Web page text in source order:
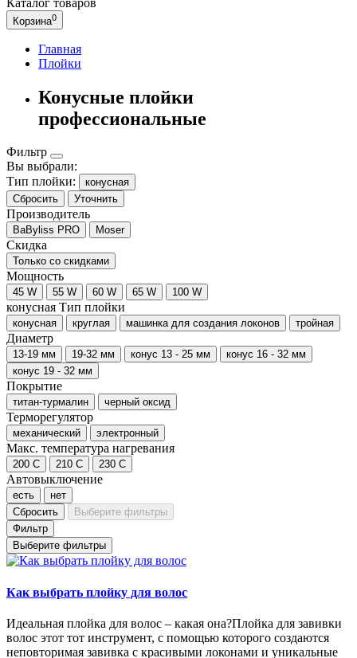
Корзина0
Главная
Плойки
Конусные плойки
профессиональные
Фильтр
Вы выбрали:
Тип плойки:
конусная
Сбросить
Уточнить
Производитель
BaByliss PRO Moser
Скидка
Только со cкидками
Мощность
45 W 55 W 60 W 65 W 100 W
конусная Тип плойки
конусная круглая машинка для создания локонов тройная
Диаметр
13-19 мм 19-32 мм конус 13 - 25 мм
конус 16 - 32 мм
конус 19 - 32 мм
Покрытие
титан-турмалин черный оксид
Терморегулятор
механический электронный
Макс. температура нагревания
200 C 210 C 230 C
Автовыключение
есть
нет
Сбросить
Выберите фильтры
Фильтр
Выберите фильтры
Как выбрать плойку для волос
Идеальная плойка для волос – какая она?Плойка для завивки
волос этот тот инструмент, с помощью которого создаются
неповторимая завивка с красивыми локонами и уникальные